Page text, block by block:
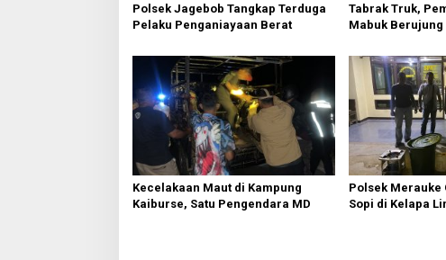
Polsek Jagebob Tangkap Terduga
Pelaku Penganiayaan Berat
Tabrak Truk,
Mabuk Berujung
Kecelakaan Maut di Kampung
Kaiburse, Satu Pengendara MD
Polsek Merauke
Sopi di Kelapa